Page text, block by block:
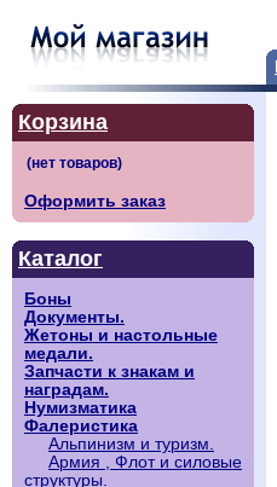
Корзина
Оформить заказ
Каталог
Боны
Документы.
Жетоны и настольные
медали.
Запчасти к знакам и
наградам.
Нумизматика
Фалеристика
Альпинизм и туризм.
Армия , Флот и силовые
структуры.